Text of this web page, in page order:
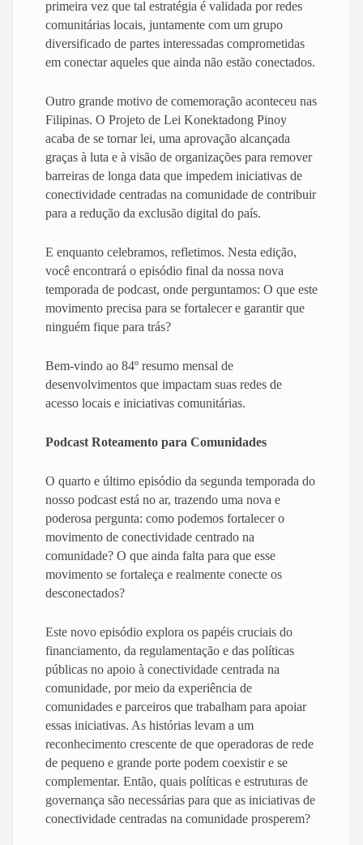
primeira vez que tal estratégia é validada por redes
comunitárias locais, juntamente com um grupo
diversificado de partes interessadas comprometidas
em conectar aqueles que ainda não estão conectados.
Outro grande motivo de comemoração aconteceu nas
Filipinas. O Projeto de Lei Konektadong Pinoy
acaba de se tornar lei, uma aprovação alcançada
graças à luta e à visão de organizações para remover
barreiras de longa data que impedem iniciativas de
conectividade centradas na comunidade de contribuir
para a redução da exclusão digital do país.
E enquanto celebramos, refletimos. Nesta edição,
você encontrará o episódio final da nossa nova
temporada de podcast, onde perguntamos: O que este
movimento precisa para se fortalecer e garantir que
ninguém fique para trás?
Bem-vindo ao 84º resumo mensal de
desenvolvimentos que impactam suas redes de
acesso locais e iniciativas comunitárias.
Podcast Roteamento para Comunidades
O quarto e último episódio da segunda temporada do
nosso podcast está no ar, trazendo uma nova e
poderosa pergunta: como podemos fortalecer o
movimento de conectividade centrado na
comunidade? O que ainda falta para que esse
movimento se fortaleça e realmente conecte os
desconectados?
Este novo episódio explora os papéis cruciais do
financiamento, da regulamentação e das políticas
públicas no apoio à conectividade centrada na
comunidade, por meio da experiência de
comunidades e parceiros que trabalham para apoiar
essas iniciativas. As histórias levam a um
reconhecimento crescente de que operadoras de rede
de pequeno e grande porte podem coexistir e se
complementar. Então, quais políticas e estruturas de
governança são necessárias para que as iniciativas de
conectividade centradas na comunidade prosperem?